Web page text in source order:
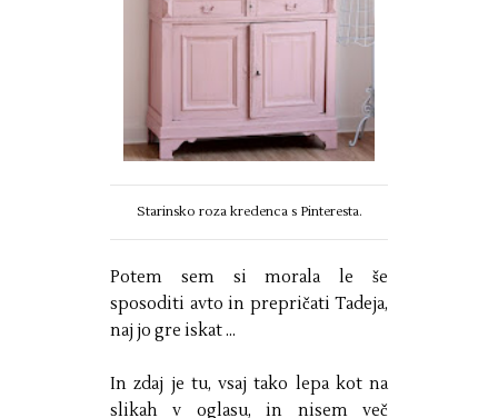
Starinsko roza kredenca s Pinteresta.
Potem sem si morala le še
sposoditi avto in prepričati Tadeja,
naj jo gre iskat ...
In zdaj je tu, vsaj tako lepa kot na
slikah v oglasu, in nisem več